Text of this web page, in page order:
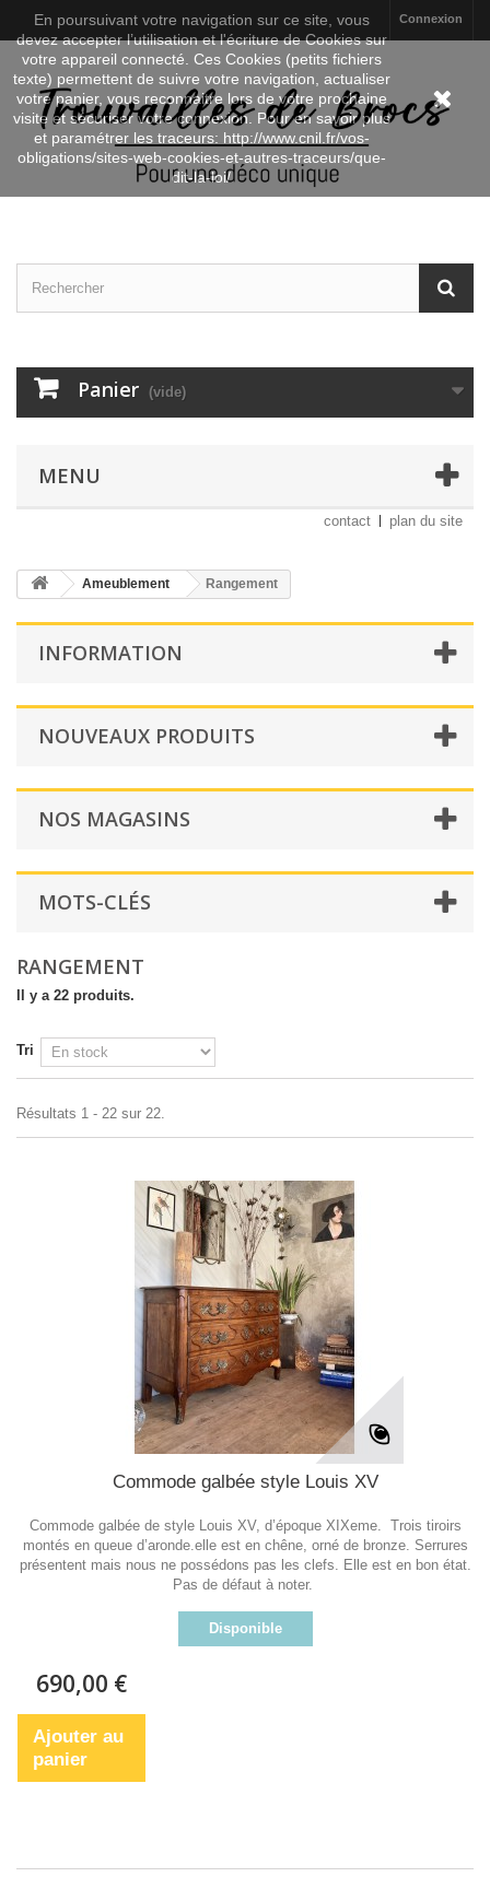
Connexion
Panier (vide)
MENU
contact plan du site
Ameublement Rangement
INFORMATION
NOUVEAUX PRODUITS
NOS MAGASINS
MOTS-CLÉS
RANGEMENT
Il y a 22 produits.
Tri
Résultats 1 - 22 sur 22.
Commode galbée style Louis XV
Commode galbée de style Louis XV, d’époque XIXeme. Trois tiroirs
montés en queue d’aronde.elle est en chêne, orné de bronze. Serrures
présentent mais nous ne possédons pas les clefs. Elle est en bon état.
Pas de défaut à noter.
Disponible
690,00 €
Ajouter au
panier
En poursuivant votre navigation sur ce site, vous
devez accepter l’utilisation et l'écriture de Cookies sur
votre appareil connecté. Ces Cookies (petits fichiers
texte) permettent de suivre votre navigation, actualiser
votre panier, vous reconnaitre lors de votre prochaine
visite et sécuriser votre connexion. Pour en savoir plus
et paramétrer les traceurs: http://www.cnil.fr/vos-
obligations/sites-web-cookies-et-autres-traceurs/que-
dit-la-loi/